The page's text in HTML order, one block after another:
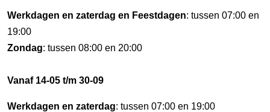
Werkdagen en zaterdag en Feestdagen: tussen 07:00 en
19:00
Zondag: tussen 08:00 en 20:00
Vanaf 14-05 t/m 30-09
Werkdagen en zaterdag: tussen 07:00 en 19:00